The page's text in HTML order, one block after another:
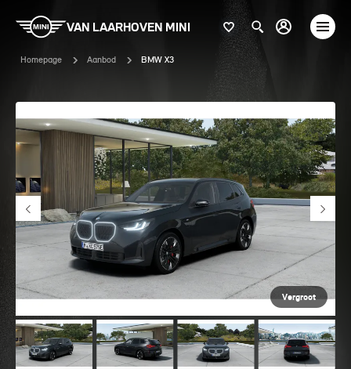
VAN LAARHOVEN MINI
Homepage Aanbod BMW X3
Vergroot